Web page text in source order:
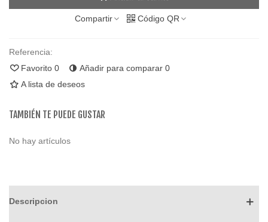
Compartir Código QR
Referencia:
Favorito 0 Añadir para comparar 0
A lista de deseos
TAMBIÉN TE PUEDE GUSTAR
No hay artículos
Descripcion